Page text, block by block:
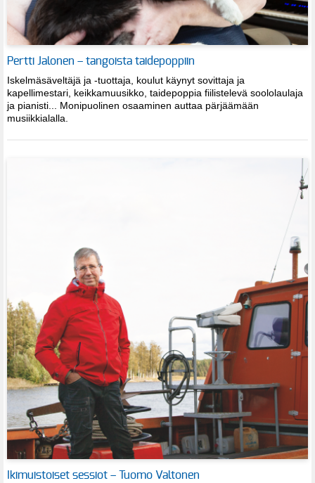
Pertti Jalonen – tangoista taidepoppiin
Iskelmäsäveltäjä ja -tuottaja, koulut käynyt sovittaja ja
kapellimestari, keikkamuusikko, taidepoppia fiilistelevä soololaulaja
ja pianisti... Monipuolinen osaaminen auttaa pärjäämään
musiikkialalla.
Ikimuistoiset sessiot – Tuomo Valtonen